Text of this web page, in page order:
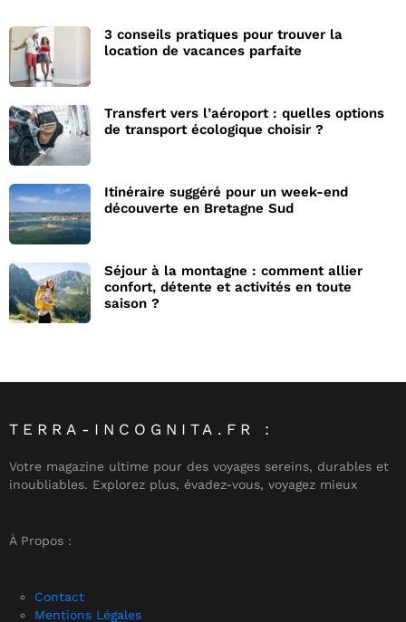
3 conseils pratiques pour trouver la
location de vacances parfaite
Transfert vers l’aéroport : quelles options
de transport écologique choisir ?
Itinéraire suggéré pour un week-end
découverte en Bretagne Sud
Séjour à la montagne : comment allier
confort, détente et activités en toute
saison ?
TERRA-INCOGNITA.FR :
Votre magazine ultime pour des voyages sereins, durables et
inoubliables. Explorez plus, évadez-vous, voyagez mieux
À Propos :
Contact
Mentions Légales